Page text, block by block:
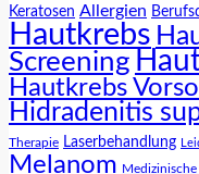
Keratosen Allergien
Hautkrebs
Screening
Hautkrebs
Hidradenitis
Therapie Laserbehandlung
Melanom